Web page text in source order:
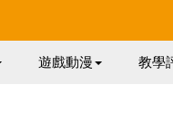
遊戲動漫 教學